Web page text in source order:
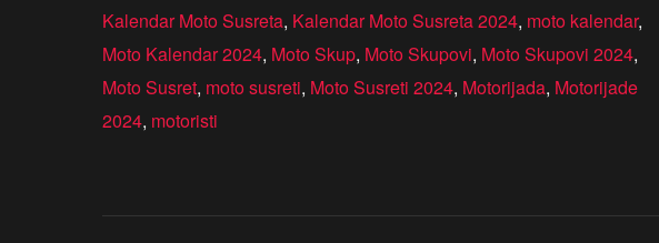
Kalendar Moto Susreta, Kalendar Moto Susreta 2024, moto kalendar,
Moto Kalendar 2024, Moto Skup, Moto Skupovi, Moto Skupovi 2024,
Moto Susret, moto susreti, Moto Susreti 2024, Motorijada, Motorijade
2024, motoristi